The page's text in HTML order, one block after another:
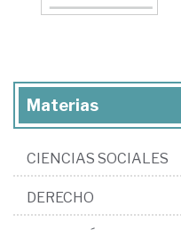
Materias
CIENCIAS SOCIALES
DERECHO